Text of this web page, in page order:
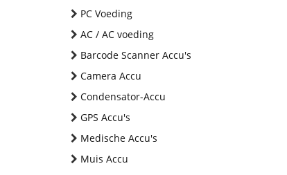
PC Voeding
AC / AC voeding
Barcode Scanner Accu's
Camera Accu
Condensator-Accu
GPS Accu's
Medische Accu's
Muis Accu